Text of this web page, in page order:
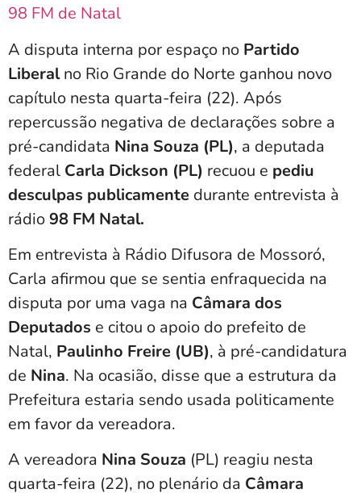
98 FM de Natal
A disputa interna por espaço no Partido
Liberalno Rio Grande do Norte ganhou novo
capítulo nesta quarta-feira (22). Após
repercussão negativa de declarações sobre a
pré-candidata Nina Souza (PL), a deputada
federal Carla Dickson (PL) recuou e pediu
desculpas publicamente durante entrevista à
rádio98 FM Natal.
Em entrevista à Rádio Difusora de Mossoró,
Carla afirmou que se sentia enfraquecida na
disputa por uma vaga na Câmara dos
Deputados e citou o apoio do prefeito de
Natal, Paulinho Freire (UB), à pré-candidatura
de Nina. Na ocasião, disse que a estrutura da
Prefeitura estaria sendo usada politicamente
em favor da vereadora.
A vereadora Nina Souza (PL) reagiu nesta
quarta-feira (22), no plenário da Câmara